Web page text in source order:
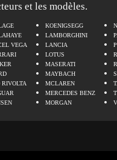
et les modèles.
VEGA
RIVOLTA
KOENIGSEGG
LAMBORGHINI
LANCIA
LOTUS
MASERATI
MAYBACH
MCLAREN
MERCEDES BENZ
MORGAN